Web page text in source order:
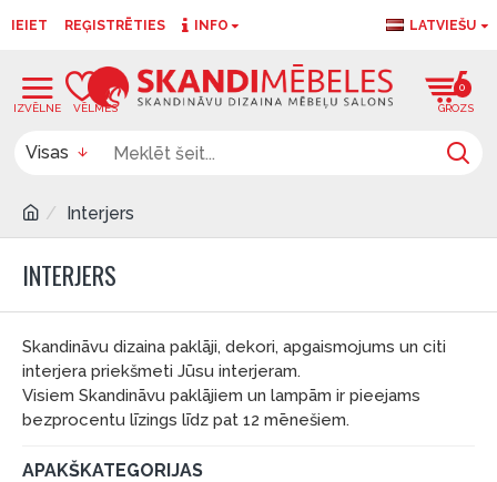
IEIET REĢISTRĒTIES INFO LATVIEŠU
0
Visas
Interjers
INTERJERS
Skandināvu dizaina paklāji, dekori, apgaismojums un citi
interjera priekšmeti Jūsu interjeram.
Visiem Skandināvu paklājiem un lampām ir pieejams
bezprocentu līzings līdz pat 12 mēnešiem.
APAKŠKATEGORIJAS